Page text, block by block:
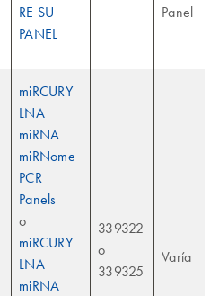
RE SU
PANEL
Panel
miRCURY
LNA
miRNA
miRNome
PCR
Panels
o
miRCURY
LNA
miRNA
339322
o
339325
Varía